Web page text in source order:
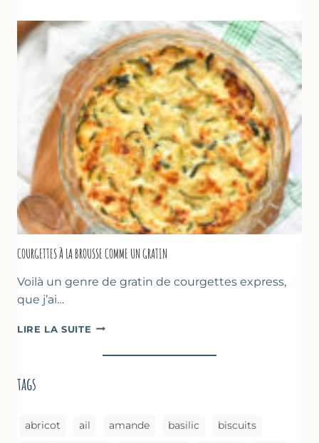
ÉPAISSE
À
LA
FARINE
DE
POIS
CHICHE
–
CUISSON
AU
FOUR
COURGETTES À LA BROUSSE COMME UN GRATIN
Voilà un genre de gratin de courgettes express,
que j’ai…
LIRE LA SUITE COURGETTES
LA
tags
abricot ail amande basilic biscuits